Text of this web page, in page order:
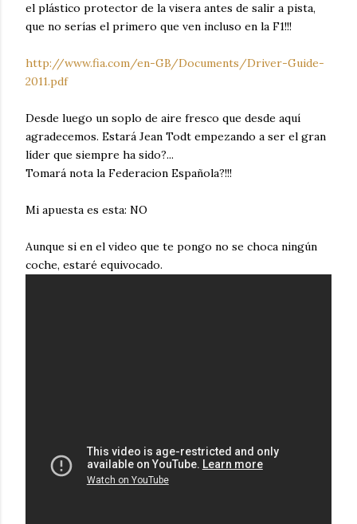
el plástico protector de la visera antes de salir a pista,
que no serías el primero que ven incluso en la F1!!!
http://www.fia.com/en-GB/Documents/Driver-Guide-
2011.pdf
Desde luego un soplo de aire fresco que desde aquí
agradecemos. Estará Jean Todt empezando a ser el gran
líder que siempre ha sido?...
Tomará nota la Federacion Española?!!!
Mi apuesta es esta: NO
Aunque si en el video que te pongo no se choca ningún
coche, estaré equivocado.